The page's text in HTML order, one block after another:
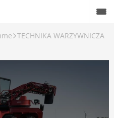
TECHNIKA WARZYWNICZA